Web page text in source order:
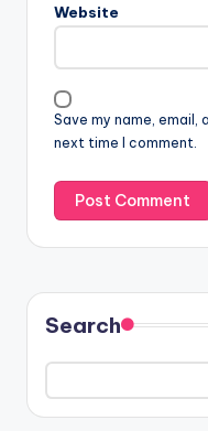
Website
Save my name,
next time I comment.
Search